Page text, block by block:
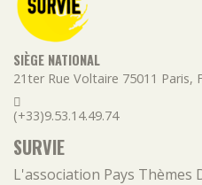
SIÈGE NATIONAL
21ter Rue Voltaire 75011 Paris,
(+33)9.53.14.49.74
SURVIE
L'association Pays Thèmes